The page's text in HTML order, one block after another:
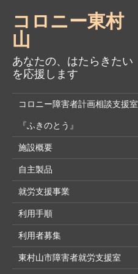
コロニー東村
山
あなたの、はたらきたい
を応援します
コロニー障害者計画相談支援室
『ふきのとう』
施設概要
自主製品
就労支援事業
利用手順
利用者募集
東村山市障害者就労支援室